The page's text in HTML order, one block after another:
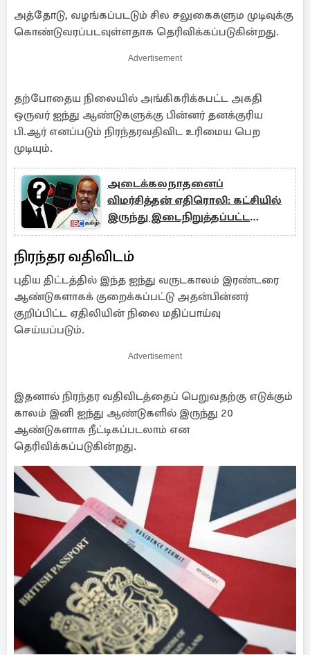
அத்தோடு, வழங்கப்படடும் சில சலுகைகளும முடிவுக்கு
கொண்டுவரப்படவுள்ளதாக தெரிவிக்கப்படுகின்றது.
Advertisement
தற்போதைய நிலையில் அங்கிகரிக்கபட்ட அகதி
ஒருவர் ஐந்து ஆண்டுகளுக்கு பின்னர் தனக்குரிய
பி.ஆர் எனப்படும் நிரந்தரவதிவிட உரிமைய பெற
முடியும்.
அடைக்கலநாதனைப்
விமர்சித்தன் எதிரொலி: கட்சியில்
இருந்து இடைநிறுத்தப்பட்ட
உறுப்பினர்
நிரந்தர வதிவிடம்
புதிய திட்டத்தில் இந்த ஐந்து வருடகாலம் இரண்டரை
ஆண்டுகளாகக் குறைக்கப்பட்டு அதன்பின்னர்
குறிப்பிட்ட ஏதிலியின் நிலை மதிப்பாய்வு
செய்யப்படும்.
Advertisement
இதனால் நிரந்தர வதிவிடத்தைப் பெறுவதற்கு எடுக்கும்
காலம் இனி ஐந்து ஆண்டுகளில் இருந்து 20
ஆண்டுகளாக நீட்டிகப்படலாம் என
தெரிவிக்கப்படுகின்றது.